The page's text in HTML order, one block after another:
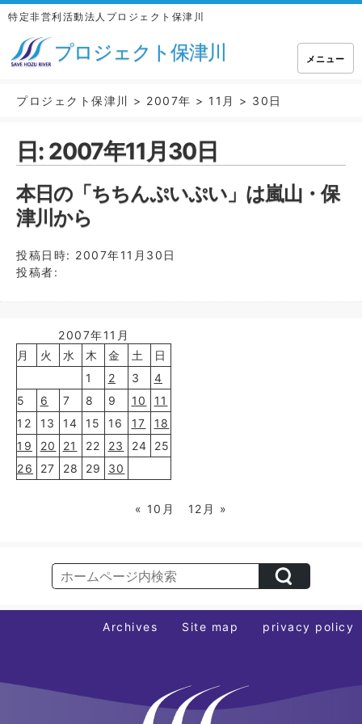
特定非営利活動法人プロジェクト保津川
プロジェクト保津川 メニュー
プロジェクト保津川 > 2007年 > 11月 > 30日
日: 2007年11月30日
本日の「ちちんぷいぷい」は嵐山・保
津川から
投稿日時: 2007年11月30日
投稿者:
2007年11月
月
火 水 木 金 土
日
1
2 3
4
5
6 7 8 9 10
11
12
13 14 15 16 17
18
19
20 21 22 23 24
25
26
27 28 29 30
« 10月 12月 »
Archives Site map privacy policy